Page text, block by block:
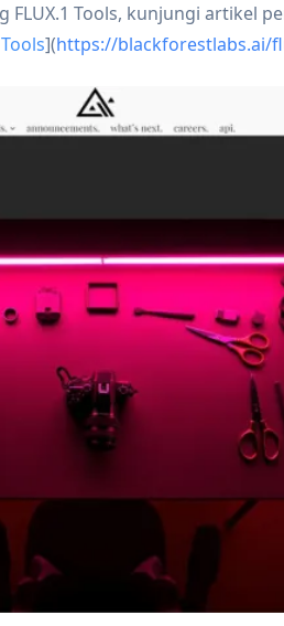
Tools, kunjungi artikel
](https://blackforestlabs.ai/